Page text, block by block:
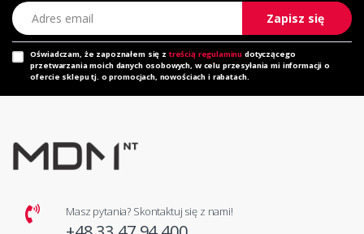
Adres email
Zapisz się
Oświadczam, że zapoznałem się z treścią regulaminu dotyczącego
przetwarzania moich danych osobowych, w celu przesyłania mi informacji o
ofercie sklepu tj. o promocjach, nowościach i rabatach.
Masz pytania? Skontaktuj się z nami!